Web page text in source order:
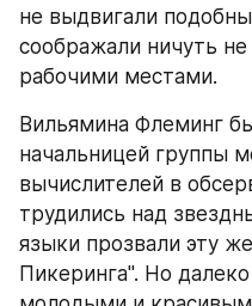
не выдвигали
соображали ничуть
рабочими местами.
Вильямина Флеминг
начальницей группы
вычислителей в
трудились над
языки прозвали эту
Пикеринга". Но